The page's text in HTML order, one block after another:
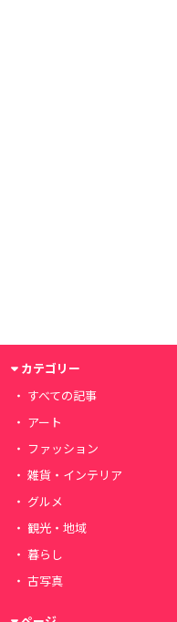
カテゴリー
すべての記事
アート
ファッション
雑貨・インテリア
グルメ
観光・地域
暮らし
古写真